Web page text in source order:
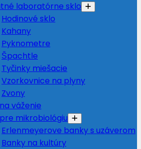
laboratórne sklo
Hodinové sklo
Kahany
Pyknometre
Špachtle
Tyčinky miešacie
Vzorkovnice na plyny
Zvony
váženie
mikrobiológiu
Erlenmeyerove banky s uzáverom
Banky na kultúry